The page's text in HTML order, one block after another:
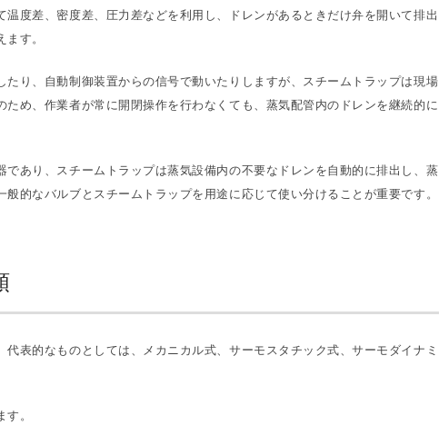
度差、密度差、圧力差などを利用し、ドレンがあるときだけ弁を開いて排出
す。
り、自動制御装置からの信号で動いたりしますが、スチームトラップは現場
め、作業者が常に開閉操作を行わなくても、蒸気配管内のドレンを継続的に
あり、スチームトラップは蒸気設備内の不要なドレンを自動的に排出し、蒸
的なバルブとスチームトラップを用途に応じて使い分けることが重要です。
表的なものとしては、メカニカル式、サーモスタチック式、サーモダイナミ
。